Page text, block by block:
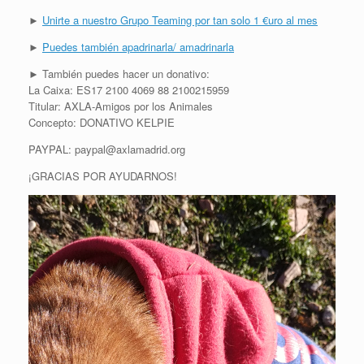
► Unirte a nuestro Grupo Teaming por tan solo 1 €uro al mes
► Puedes también apadrinarla/ amadrinarla
► También puedes hacer un donativo:
La Caixa: ES17 2100 4069 88 2100215959
Titular: AXLA-Amigos por los Animales
Concepto: DONATIVO KELPIE
PAYPAL: paypal@axlamadrid.org
¡GRACIAS POR AYUDARNOS!
R
e
p
r
o
d
u
c
t
o